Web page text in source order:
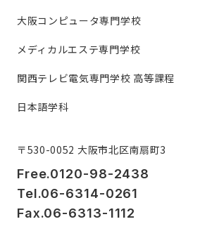
大阪コンピュータ専門学校
メディカルエステ専門学校
関西テレビ電気専門学校 高等課程
日本語学科
〒530-0052 大阪市北区南扇町3
Free.0120-98-2438
Tel.06-6314-0261
Fax.06-6313-1112